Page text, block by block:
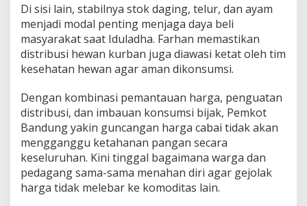
Di sisi lain, stabilnya stok daging, telur, dan ayam
menjadi modal penting menjaga daya beli
masyarakat saat Iduladha. Farhan memastikan
distribusi hewan kurban juga diawasi ketat oleh tim
kesehatan hewan agar aman dikonsumsi.
Dengan kombinasi pemantauan harga, penguatan
distribusi, dan imbauan konsumsi bijak, Pemkot
Bandung yakin guncangan harga cabai tidak akan
mengganggu ketahanan pangan secara
keseluruhan. Kini tinggal bagaimana warga dan
pedagang sama-sama menahan diri agar gejolak
harga tidak melebar ke komoditas lain.